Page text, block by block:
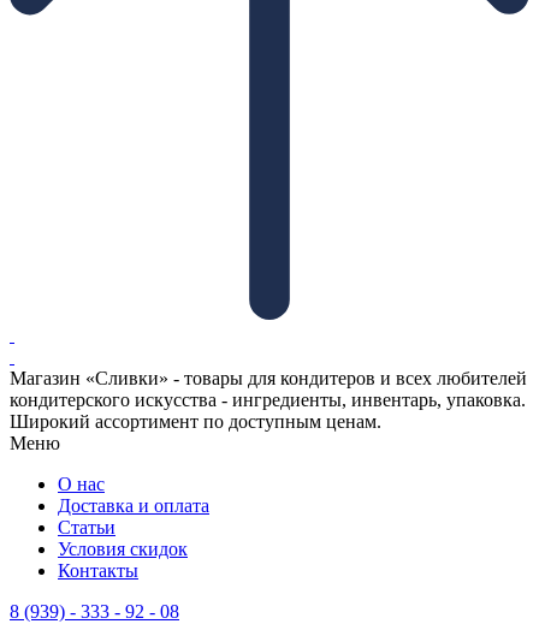
Магазин «Сливки» - товары для кондитеров и всех любителей
кондитерского искусства - ингредиенты, инвентарь, упаковка.
Широкий ассортимент по доступным ценам.
Меню
О нас
Доставка и оплата
Статьи
Условия скидок
Контакты
8 (939) - 333 - 92 - 08